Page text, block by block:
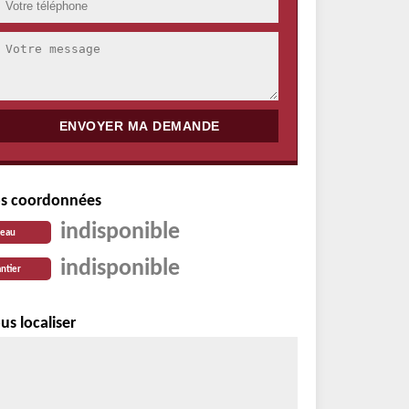
coordonnées
indisponible
indisponible
localiser